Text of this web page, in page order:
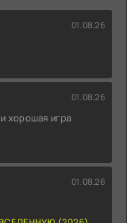
01.08.26
01.08.26
хорошая игра
01.08.26